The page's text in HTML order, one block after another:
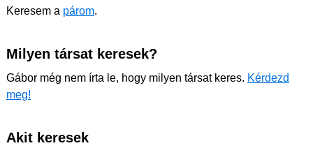
Keresem a párom.
Milyen társat keresek?
Gábor még nem írta le, hogy milyen társat keres. Kérdezd
meg!
Akit keresek